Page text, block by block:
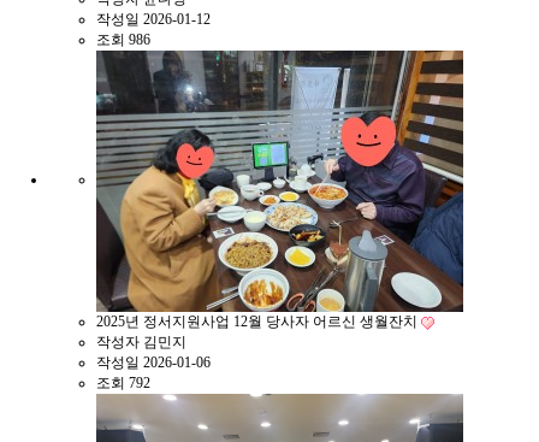
작성일 2026-01-12
조회 986
2025년 정서지원사업 12월 당사자 어르신 생월잔치
작성자 김민지
작성일 2026-01-06
조회 792